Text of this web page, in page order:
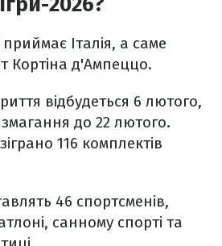
приймає Італія, а саме
Кортіна д'Ампеццо.
відбудеться 6 лютого,
до 22 лютого.
116 комплектів
46 спортсменів,
санному спорті та